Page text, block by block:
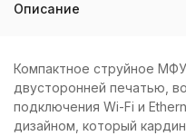
Описание
Компактное струйное
двусторонней печатью,
подключения Wi-Fi и
дизайном, который